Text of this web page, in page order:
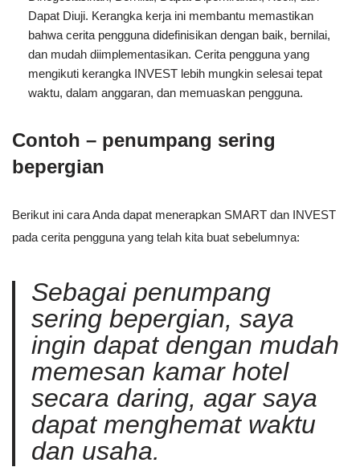
Dapat Diuji. Kerangka kerja ini membantu memastikan
bahwa cerita pengguna didefinisikan dengan baik, bernilai,
dan mudah diimplementasikan. Cerita pengguna yang
mengikuti kerangka INVEST lebih mungkin selesai tepat
waktu, dalam anggaran, dan memuaskan pengguna.
Contoh – penumpang sering
bepergian
Berikut ini cara Anda dapat menerapkan SMART dan INVEST
pada cerita pengguna yang telah kita buat sebelumnya:
Sebagai penumpang
sering bepergian, saya
ingin dapat dengan mudah
memesan kamar hotel
secara daring, agar saya
dapat menghemat waktu
dan usaha.